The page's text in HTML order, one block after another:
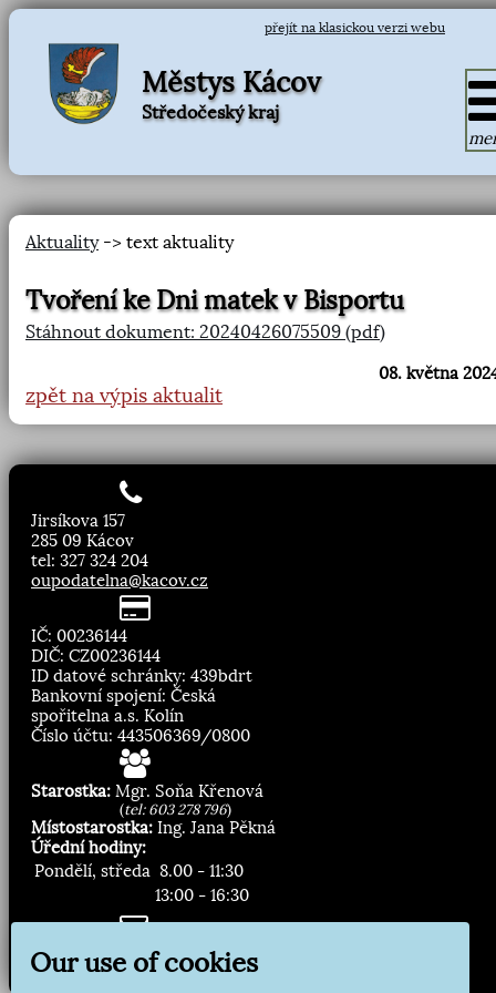
přejít na klasickou verzi webu
Městys Kácov
Středočeský kraj
Aktuality-> text aktuality
Tvoření ke Dni matek v Bisportu
Stáhnout dokument: 20240426075509 (pdf)
08. května
zpět na výpis aktualit
Jirsíkova 157
285 09 Kácov
tel: 327 324 204
oupodatelna@kacov.cz
IČ: 00236144
DIČ: CZ00236144
ID datové schránky: 439bdrt
Bankovní spojení: Česká
spořitelna a.s. Kolín
Číslo účtu: 443506369/0800
Starostka: Mgr. Soňa Křenová
(tel: 603 278 796)
Místostarostka: Ing. Jana Pěkná
Úřední hodiny:
Pondělí, středa 8.00 - 11:30
13:00 - 16:30
Zasílání novinek:
Our use of cookies